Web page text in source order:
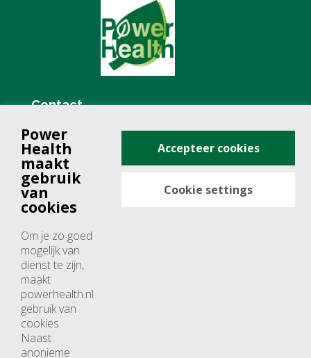
Contact
+31 (0)76 571 19 68
info@powerhealth.nl
Adresse
4817 ZH breda
Nederland
Horaires d’ouvertures
Du lundi au jeudi: 09:00 – 17:00
Vendredi: 09:00 – 15:00
Power
Health
maakt
gebruik
van
cookies
Om je zo goed
mogelijk van
dienst te zijn,
maakt
powerhealth.nl
gebruik van
cookies.
Naast
anonieme
Accepteer cookies
Cookie settings